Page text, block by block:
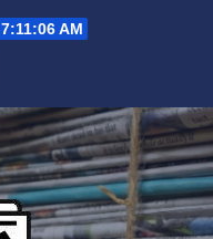
7:11:07 AM